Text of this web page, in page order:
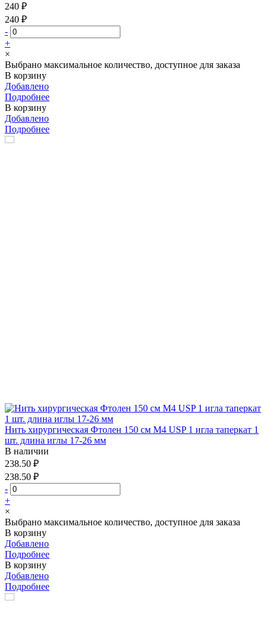
240 ₽
240 ₽
-
+
×
Выбрано максимальное количество, доступное для заказа
В корзину
Добавлено
Подробнее
В корзину
Добавлено
Подробнее
Нить хирургическая Фтолен 150 см М4 USP 1 игла таперкат 1
шт. длина иглы 17-26 мм
В наличии
238.50 ₽
238.50 ₽
-
+
×
Выбрано максимальное количество, доступное для заказа
В корзину
Добавлено
Подробнее
В корзину
Добавлено
Подробнее